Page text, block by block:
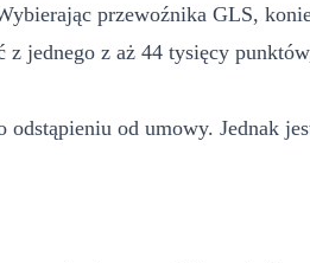
przewoźnika GLS,
z jednego z aż 44 tysięcy
od umowy. Jednak